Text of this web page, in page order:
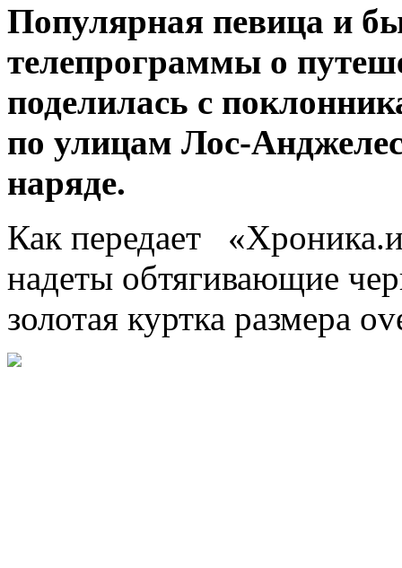
Популярная певица и
телепрограммы о
поделилась с
по улицам Лос-
наряде.
Как передает
надеты обтягивающие
золотая куртка размера